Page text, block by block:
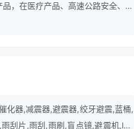
，在医疗产品、高速公路安全、办
化器,减震器,避震器,绞牙避震,蓝桶,
刮片,雨刮,雨刷,盲点镜,避震机,led